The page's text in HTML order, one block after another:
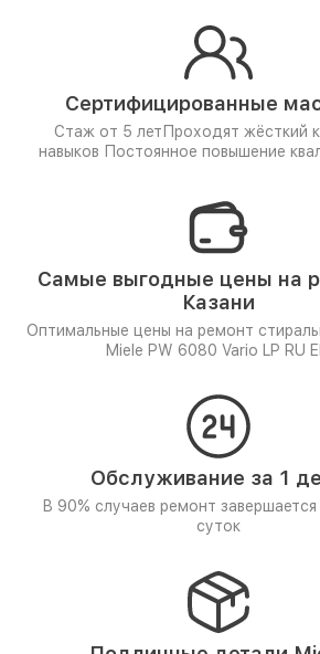
Сертифицированные
Стаж от 5 лет Проходят жёсткий
навыков Постоянное повышение
Самые выгодные цены на
Казани
Оптимальные цены на ремонт
Miele PW 6080 Vario LP RU
Обслуживание за 1
В 90% случаев ремонт завершается
суток